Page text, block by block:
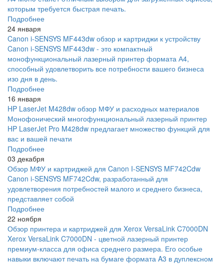
которым требуется быстрая печать.
Подробнее
24 января
Canon i-SENSYS MF443dw обзор и картриджи к устройству
Canon i-SENSYS MF443dw - это компактный
монофункциональный лазерный принтер формата А4,
способный удовлетворить все потребности вашего бизнеса
изо дня в день.
Подробнее
16 января
HP LaserJet M428dw обзор МФУ и расходных материалов
Монофонический многофункциональный лазерный принтер
HP LaserJet Pro M428dw предлагает множество функций для
вас и вашей печати
Подробнее
03 декабря
Обзор МФУ и картриджей для Canon I-SENSYS MF742Cdw
Canon i-SENSYS MF742Cdw, разработанный для
удовлетворения потребностей малого и среднего бизнеса,
представляет собой
Подробнее
22 ноября
Обзор принтера и картриджей для Xerox VersaLink C7000DN
Xerox VersaLink C7000DN - цветной лазерный принтер
премиум-класса для офиса среднего размера. Его особые
навыки включают печать на бумаге формата A3 в дуплексном